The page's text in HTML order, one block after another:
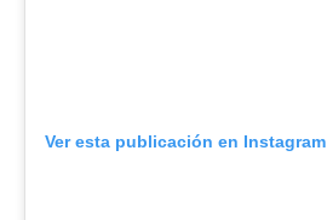
Ver esta publicación en Instagram